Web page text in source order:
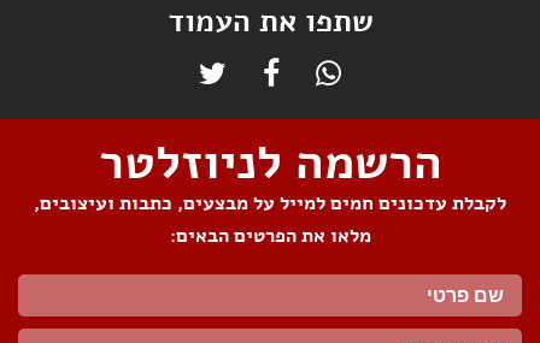
שתפו את העמוד
הרשמה לניוזלטר
לקבלת עדכונים חמים למייל על מבצעים, כתבות ועיצובים,
מלאו את הפרטים הבאים: